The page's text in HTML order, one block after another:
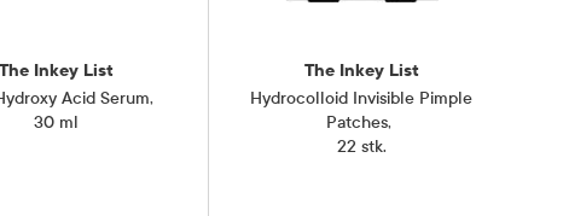
The Inkey List
Acid Serum,
30 ml
The Inkey List
Hydrocolloid Invisible Pimple
Patches,
22 stk.